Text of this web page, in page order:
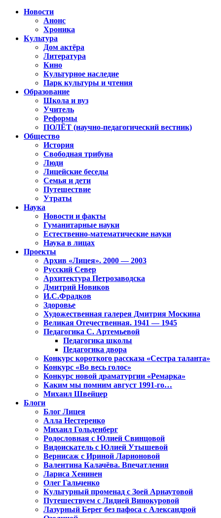
Новости
Анонс
Хроника
Культура
Дом актёра
Литература
Кино
Культурное наследие
Парк культуры и чтения
Образование
Школа и вуз
Учитель
Реформы
ПОЛЁТ (научно-педагогический вестник)
Общество
История
Свободная трибуна
Люди
Лицейские беседы
Семья и дети
Путешествие
Утраты
Наука
Новости и факты
Гуманитарные науки
Естественно-математические науки
Наука в лицах
Проекты
Архив «Лицея». 2000 — 2003
Русский Север
Архитектура Петрозаводска
Дмитрий Новиков
И.С.Фрадков
Здоровье
Художественная галерея Дмитрия Москина
Великая Отечественная. 1941 — 1945
Педагогика С. Артемьевой
Педагогика школы
Педагогика двора
Конкурс короткого рассказа «Сестра таланта»
Конкурс «Во весь голос»
Конкурс новой драматургии «Ремарка»
Каким мы помним август 1991-го…
Михаил Швейцер
Блоги
Блог Лицея
Алла Нестеренко
Михаил Гольденберг
Родословная с Юлией Свинцовой
Видоискатель с Юлией Утышевой
Вернисаж с Ириной Ларионовой
Валентина Калачёва. Впечатления
Лариса Хенинен
Олег Гальченко
Культурный променад с Зоей Арнаутовой
Путешествуем с Лидией Винокуровой
Лазурный Берег без пафоса с Александрой